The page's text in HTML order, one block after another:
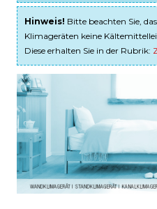
Hinweis! Bitte beachten Sie,
Klimageräten keine
Diese erhalten Sie in der Rubrik: